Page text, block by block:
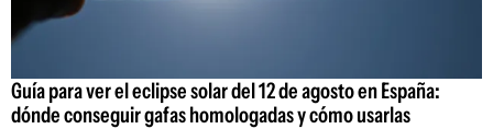
Guía para ver el eclipse solar del 12 de agosto en España:
dónde conseguir gafas homologadas y cómo usarlas